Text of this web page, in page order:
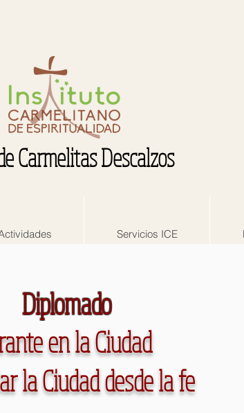
Carmelitas Descalzos
Servicios ICE
Diplomado
en la Ciudad
la Ciudad desde la fe